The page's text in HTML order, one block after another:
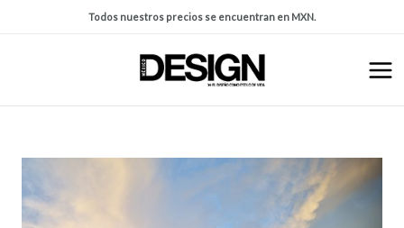
Todos nuestros precios se encuentran en MXN.